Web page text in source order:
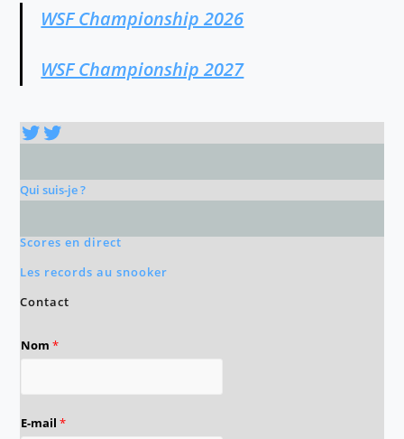
WSF Championship 2026
WSF Championship 2027
Twitter
Twitter
Qui suis-je ?
Scores en direct
Les records au snooker
Contact
Nom*
E-mail*